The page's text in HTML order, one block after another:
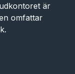
är
omfattar